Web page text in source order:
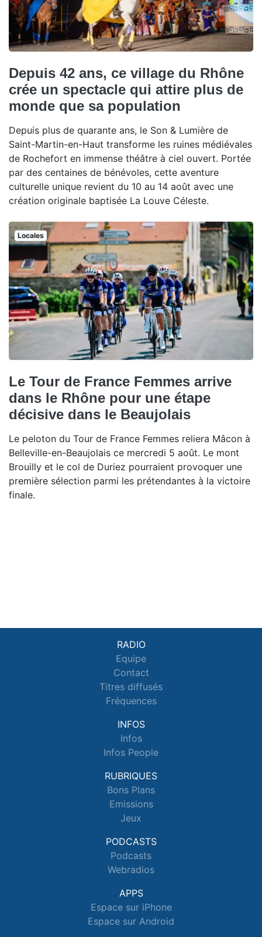
Depuis 42 ans, ce village du Rhône
crée un spectacle qui attire plus de
monde que sa population
Depuis plus de quarante ans, le Son & Lumière de
Saint-Martin-en-Haut transforme les ruines médiévales
de Rochefort en immense théâtre à ciel ouvert. Portée
par des centaines de bénévoles, cette aventure
culturelle unique revient du 10 au 14 août avec une
création originale baptisée La Louve Céleste.
Locales
Le Tour de France Femmes arrive
dans le Rhône pour une étape
décisive dans le Beaujolais
Le peloton du Tour de France Femmes reliera Mâcon à
Belleville-en-Beaujolais ce mercredi 5 août. Le mont
Brouilly et le col de Duriez pourraient provoquer une
première sélection parmi les prétendantes à la victoire
finale.
RADIO
Equipe
Contact
Titres diffusés
Fréquences
INFOS
Infos
Infos People
RUBRIQUES
Bons Plans
Emissions
Jeux
PODCASTS
Podcasts
Webradios
APPS
Espace sur iPhone
Espace sur Android